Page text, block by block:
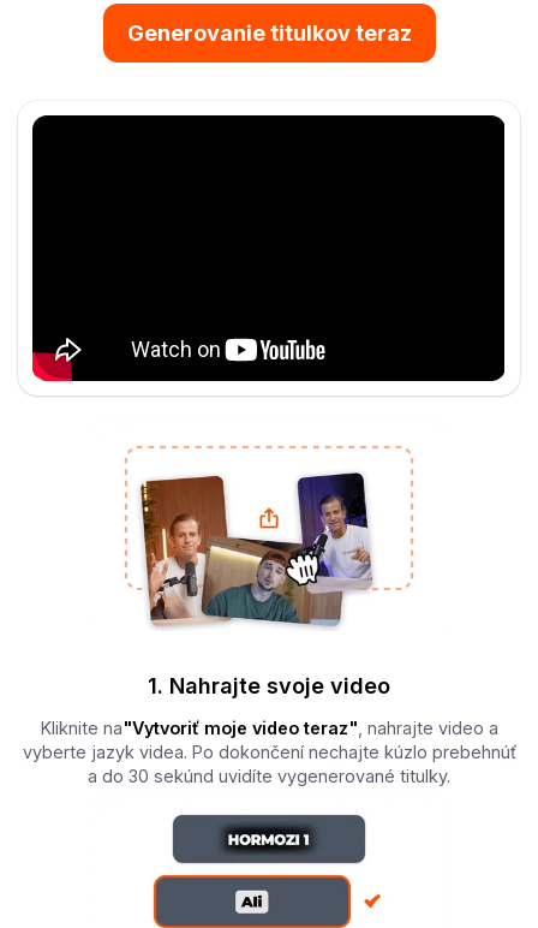
Generovanie titulkov teraz
1. Nahrajte svoje video
Kliknite na"Vytvoriť moje video teraz" , nahrajte video a
vyberte jazyk videa. Po dokončení nechajte kúzlo prebehnúť
a do 30 sekúnd uvidíte vygenerované titulky.